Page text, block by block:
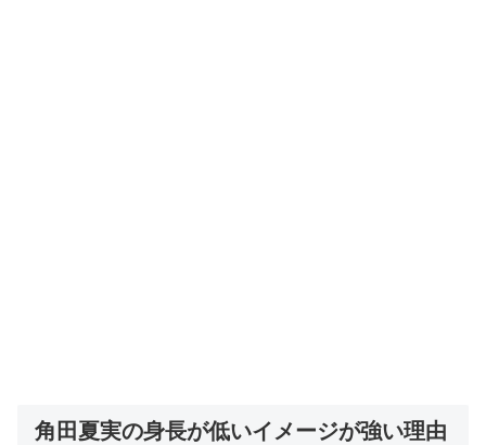
角田夏実の身長が低いイメージが強い理由